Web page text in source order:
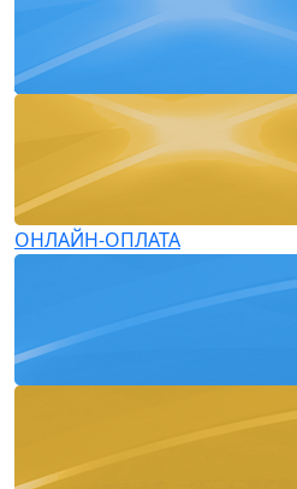
ОНЛАЙН-ОПЛАТА